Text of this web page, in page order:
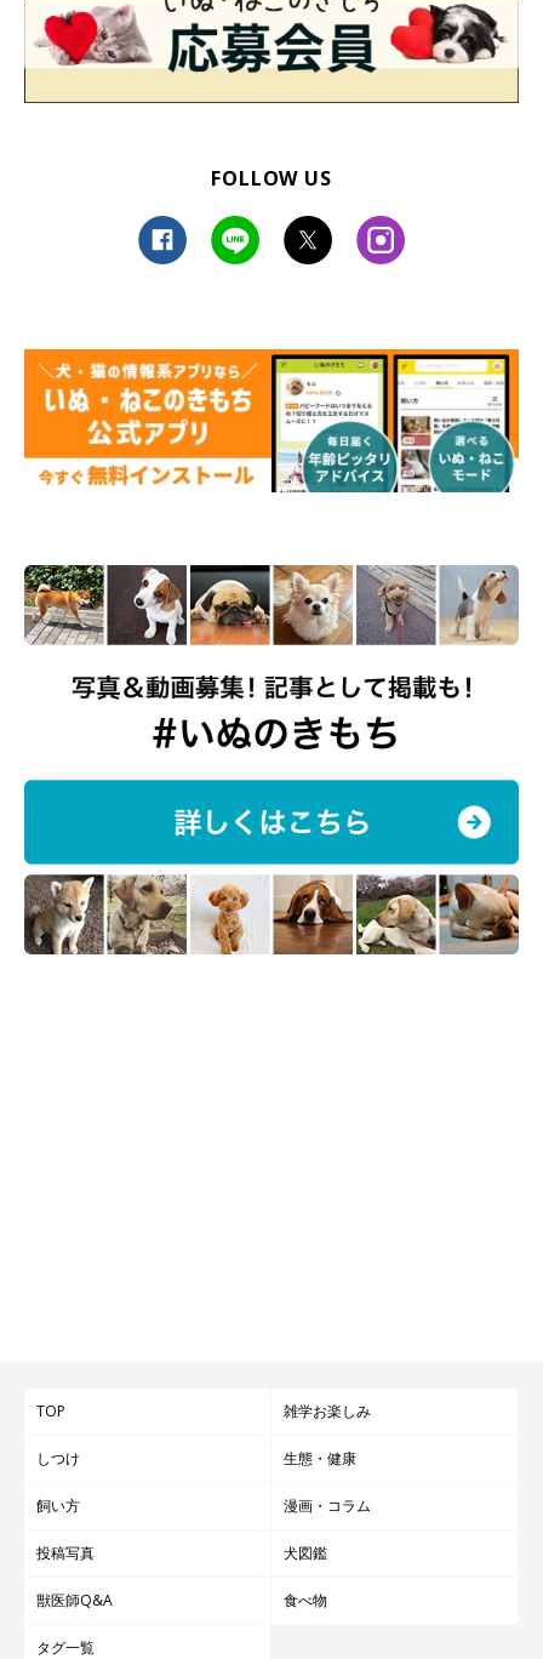
FOLLOW US
TOP 雑学お楽しみ
しつけ 生態・健康
飼い方 漫画・コラム
投稿写真 犬図鑑
獣医師Q&A 食べ物
タグ一覧